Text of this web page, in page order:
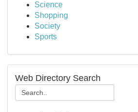
Science
Shopping
Society
Sports
Web Directory Search